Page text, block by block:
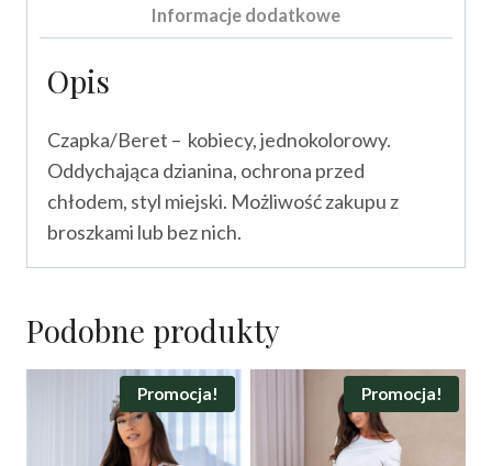
Informacje dodatkowe
Opis
Czapka/Beret – kobiecy, jednokolorowy.
Oddychająca dzianina, ochrona przed
chłodem, styl miejski. Możliwość zakupu z
broszkami lub bez nich.
Podobne produkty
Promocja! Promocja!